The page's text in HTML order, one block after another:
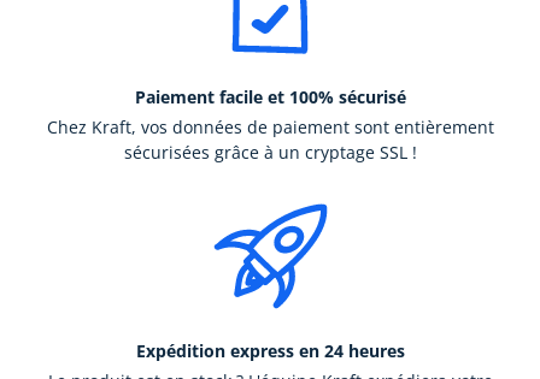
Paiement facile et 100% sécurisé
Chez Kraft, vos données de paiement sont entièrement
sécurisées grâce à un cryptage SSL !
Expédition express en 24 heures